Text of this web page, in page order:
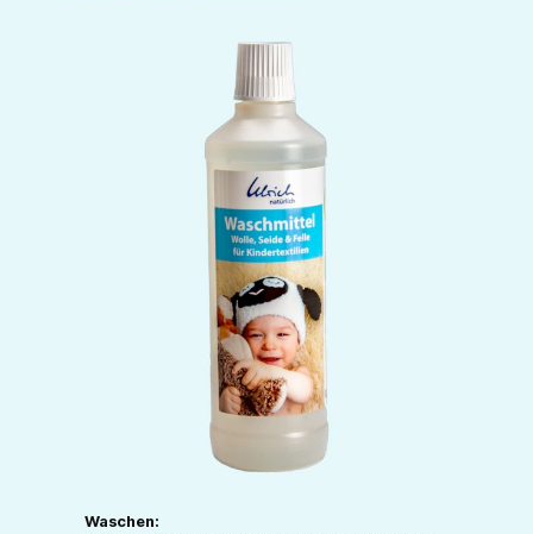
Waschen: